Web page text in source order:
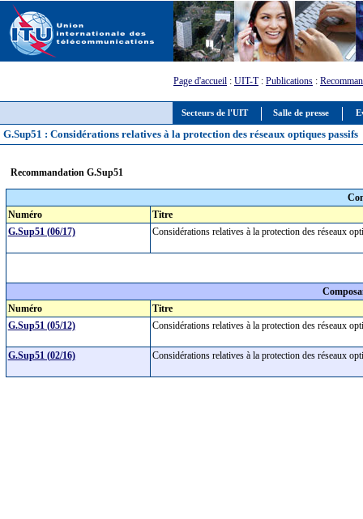
Secteurs de l'UIT Salle de presse
Page d'accueil : UIT-T: Publications :
G.Sup51 : Considérations relatives à la protection des réseaux optiques passifs
Recommandation G.Sup51
Numéro
Titre
G.Sup51 (06/17)
Considérations relatives à la protection des réseaux
Numéro
Titre
G.Sup51 (05/12)
Considérations relatives à la protection des réseaux
G.Sup51 (02/16) Considérations relatives à la protection des réseaux